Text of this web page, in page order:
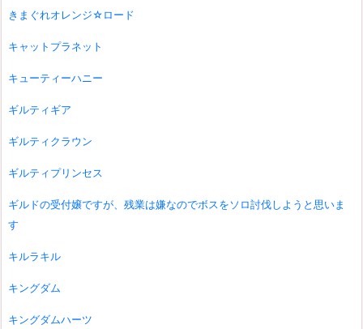
きまぐれオレンジ☆ロード
キャットプラネット
キューティーハニー
ギルティギア
ギルティクラウン
ギルティプリンセス
ギルドの受付嬢ですが、残業は嫌なのでボスをソロ討伐しようと思いま
す
キルラキル
キングダム
キングダムハーツ